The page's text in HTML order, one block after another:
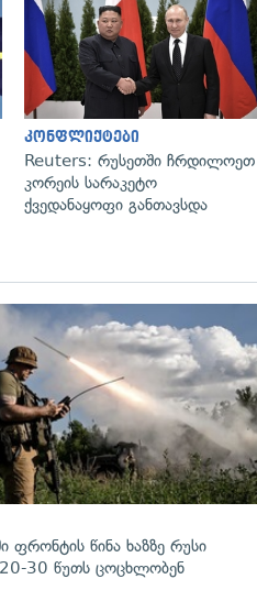
გადახედვა
კონფლიქტები
Reuters: რუსეთში ჩრდილოეთ
კორეის სარაკეტო
ქვედანაყოფი განთავსდა
ფრონტის წინა ხაზზე რუსი
20-30 წუთს ცოცხლობენ